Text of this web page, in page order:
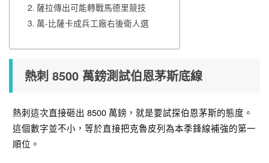
薩拉傳出可能轉戰馬德里競技
萬-比薩卡成兵工廠右後衛人選
熱刺 8500 萬鎊測試伯恩茅斯底線
熱刺這次直接砸出 8500 萬鎊，就是要試探伯恩茅斯的態度。
這個數字並不小，等於直接把克魯皮列為本季鋒線補強的第一
順位。